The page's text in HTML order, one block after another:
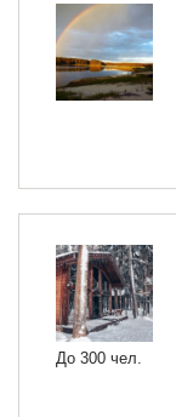
До 300 чел.